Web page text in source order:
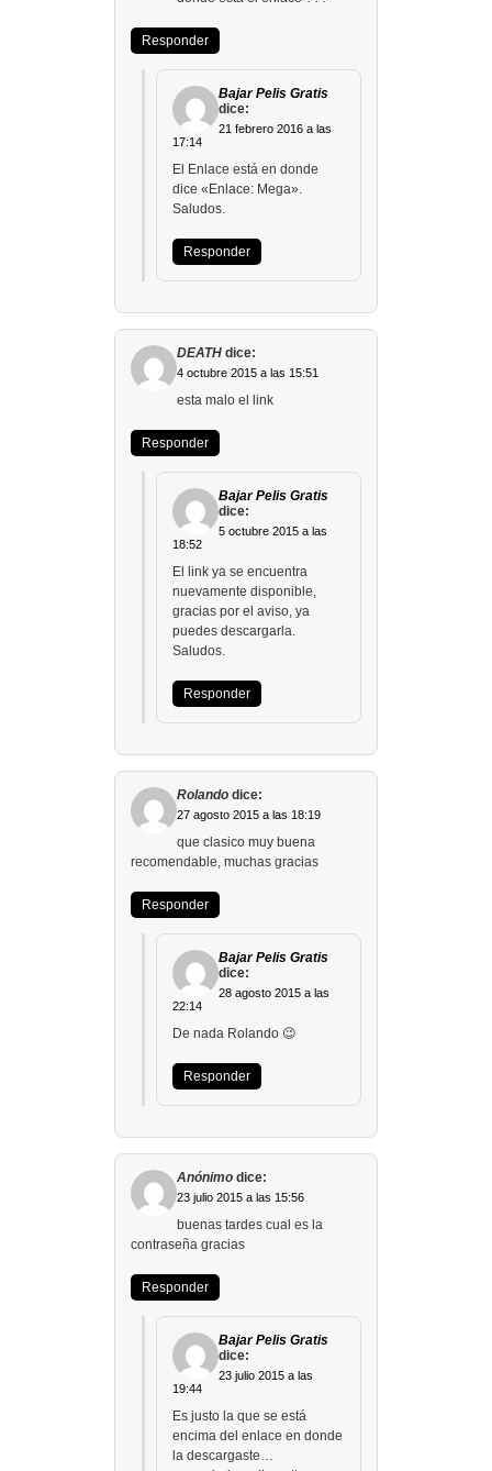
Responder
Bajar Pelis Gratis
dice:
21 febrero 2016 a las
17:14
El Enlace está en donde
dice «Enlace: Mega».
Saludos.
Responder
DEATH dice:
4 octubre 2015 a las 15:51
esta malo el link
Responder
Bajar Pelis Gratis
dice:
5 octubre 2015 a las
18:52
El link ya se encuentra
nuevamente disponible,
gracias por el aviso, ya
puedes descargarla.
Saludos.
Responder
Rolando dice:
27 agosto 2015 a las 18:19
que clasico muy buena
recomendable, muchas gracias
Responder
Bajar Pelis Gratis
dice:
28 agosto 2015 a las
22:14
De nada Rolando 😉
Responder
Anónimo dice:
23 julio 2015 a las 15:56
buenas tardes cual es la
contraseña gracias
Responder
Bajar Pelis Gratis
dice:
23 julio 2015 a las
19:44
Es justo la que se está
encima del enlace en donde
la descargaste…